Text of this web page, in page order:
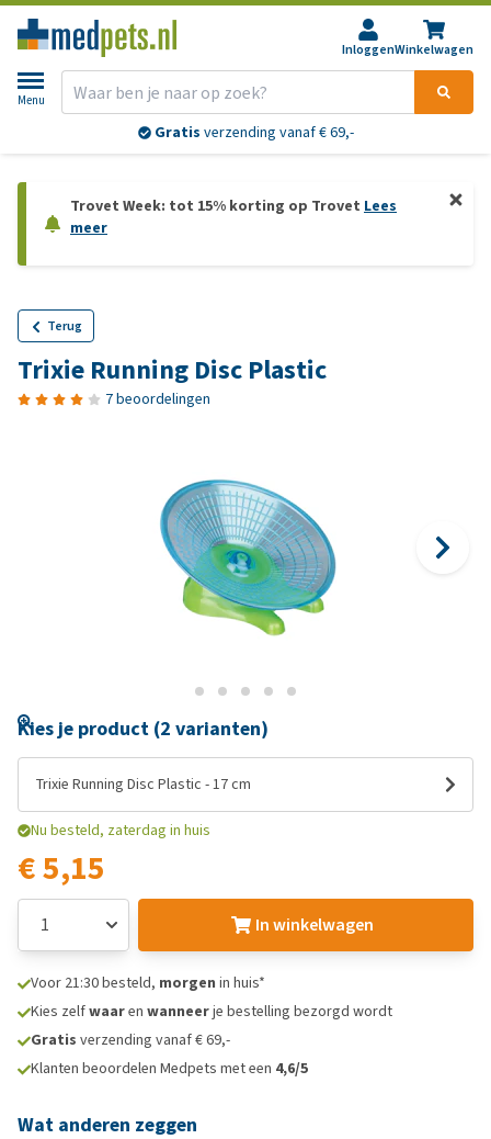
InloggenWinkelwagen
Menu
Gratis verzending vanaf € 69,-
Trovet Week: tot 15% korting op Trovet Lees
meer
Terug
Trixie Running Disc Plastic
7 beoordelingen
Kies je product (2 varianten)
Trixie Running Disc Plastic - 17 cm
Nu besteld, zaterdag in huis
€ 5,15
In winkelwagen
Voor 21:30 besteld, morgen in huis*
Kies zelfwaaren wanneerje bestelling bezorgd wordt
Gratis verzending vanaf € 69,-
Klanten beoordelen Medpets met een 4,6/5
Wat anderen zeggen